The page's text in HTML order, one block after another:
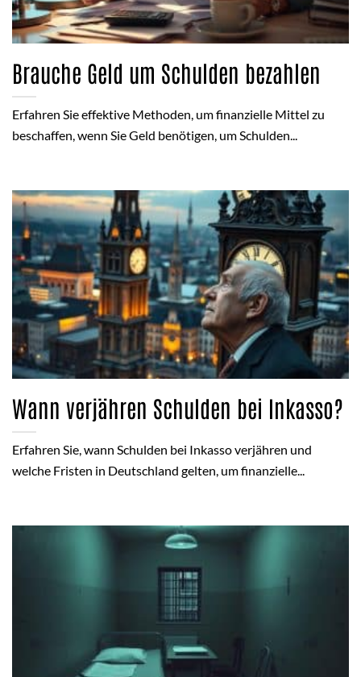
Brauche Geld um Schulden bezahlen
Erfahren Sie effektive Methoden, um finanzielle Mittel zu
beschaffen, wenn Sie Geld benötigen, um Schulden...
Wann verjähren Schulden bei Inkasso?
Erfahren Sie, wann Schulden bei Inkasso verjähren und
welche Fristen in Deutschland gelten, um finanzielle...